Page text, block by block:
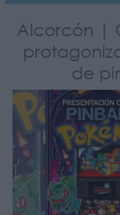
Alcorcón |
de